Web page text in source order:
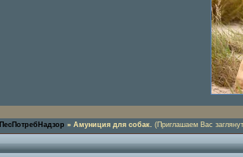
ПесПотребНадзор » Амуниция для собак. (Приглашаем Вас